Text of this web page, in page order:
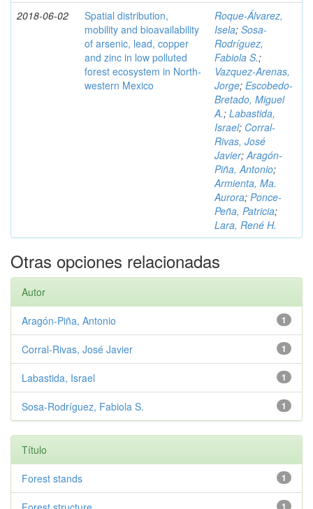
2018-06-02
Spatial distribution,
mobility and bioavailability
of arsenic, lead, copper
and zinc in low polluted
forest ecosystem in North-
western Mexico
Roque-Álvarez,
Isela; Sosa-
Rodríguez,
Fabiola S.;
Vazquez-Arenas,
Jorge; Escobedo-
Bretado, Miguel
A.; Labastida,
Israel; Corral-
Rivas, José
Javier;Aragón-
Piña, Antonio;
Armienta, Ma.
Aurora; Ponce-
Peña, Patricia;
Lara, René H.
Otras opciones relacionadas
Autor
1
Aragón-Piña, Antonio
1
Corral-Rivas, José Javier
1
Labastida, Israel
1
Sosa-Rodríguez, Fabiola S.
Título
1
Forest stands
1